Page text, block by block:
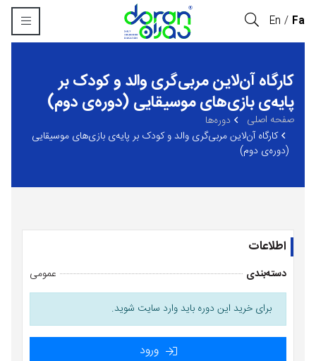
Fa
En
کارگاه آن‌لاین مربی‌گری والد و کودک بر
پایه‌ی بازی‌های موسیقایی (دوره‌ی دوم)
صفحه اصلی
‏دوره‌ها
کارگاه آن‌لاین مربی‌گری والد و کودک بر پایه‌ی بازی‌های موسیقایی
(دوره‌ی دوم)
اطلاعات
دسته‌بندی عمومی
برای خرید این دوره باید وارد سایت شوید.
ورود